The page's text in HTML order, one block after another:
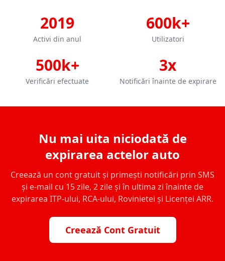
2019
Activi din anul
600k+
Utilizatori
500k+
Verificări efectuate
3x
Notificări înainte de expirare
Nu mai uita niciodată de
expirarea actelor auto
Creează un cont gratuit și primești notificări prin SMS
și e-mail cu 15 zile, 2 zile și în ultima zi înainte de
expirarea ITP-ului, RCA-ului, Rovinietei și Licenței ARR.
Creează Cont Gratuit